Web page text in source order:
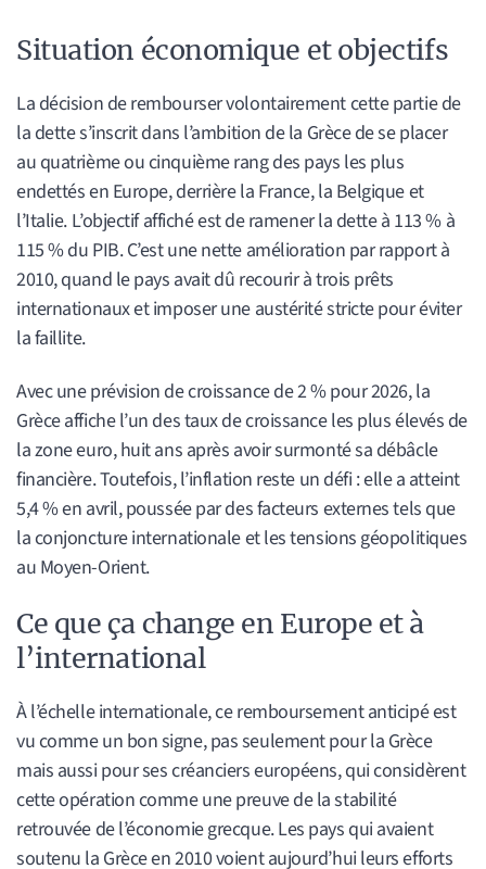
Situation économique et objectifs
La décision de rembourser volontairement cette partie de
la dette s’inscrit dans l’ambition de la Grèce de se placer
au quatrième ou cinquième rang des pays les plus
endettés en Europe, derrière la France, la Belgique et
l’Italie. L’objectif affiché est de ramener la dette à 113 % à
115 % du PIB. C’est une nette amélioration par rapport à
2010, quand le pays avait dû recourir à trois prêts
internationaux et imposer une austérité stricte pour éviter
la faillite.
Avec une prévision de croissance de 2 % pour 2026, la
Grèce affiche l’un des taux de croissance les plus élevés de
la zone euro, huit ans après avoir surmonté sa débâcle
financière. Toutefois, l’inflation reste un défi : elle a atteint
5,4 % en avril, poussée par des facteurs externes tels que
la conjoncture internationale et les tensions géopolitiques
au Moyen-Orient.
Ce que ça change en Europe et à
l’international
À l’échelle internationale, ce remboursement anticipé est
vu comme un bon signe, pas seulement pour la Grèce
mais aussi pour ses créanciers européens, qui considèrent
cette opération comme une preuve de la stabilité
retrouvée de l’économie grecque. Les pays qui avaient
soutenu la Grèce en 2010 voient aujourd’hui leurs efforts